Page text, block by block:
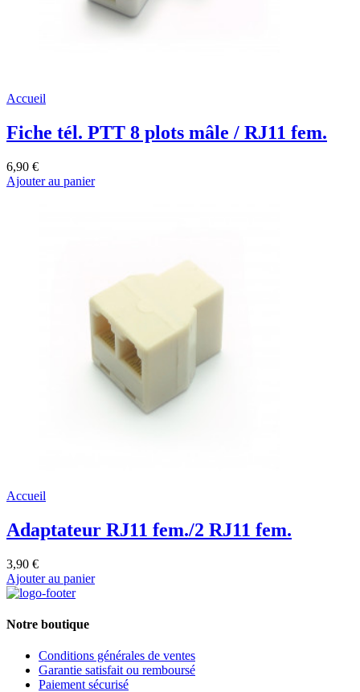
Accueil
Fiche tél. PTT 8 plots mâle / RJ11 fem.
6,90 €
Ajouter au panier
Accueil
Adaptateur RJ11 fem./2 RJ11 fem.
3,90 €
Ajouter au panier
Notre boutique
Conditions générales de ventes
Garantie satisfait ou remboursé
Paiement sécurisé